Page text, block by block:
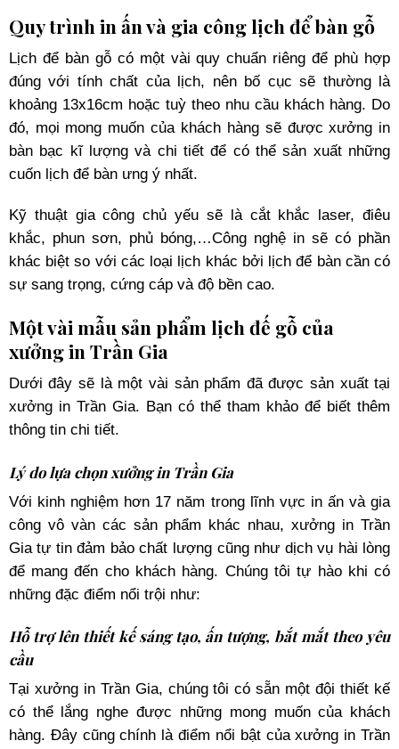
Quy trình in ấn và gia công lịch để bàn gỗ
Lịch để bàn gỗ có một vài quy chuẩn riêng để phù hợp
đúng với tính chất của lịch, nên bố cục sẽ thường là
khoảng 13x16cm hoặc tuỳ theo nhu cầu khách hàng. Do
đó, mọi mong muốn của khách hàng sẽ được xưởng in
bàn bạc kĩ lượng và chi tiết để có thể sản xuất những
cuốn lịch để bàn ưng ý nhất.
Kỹ thuật gia công chủ yếu sẽ là cắt khắc laser, điêu
khắc, phun sơn, phủ bóng,…Công nghệ in sẽ có phần
khác biệt so với các loại lịch khác bởi lịch để bàn cần có
sự sang trọng, cứng cáp và độ bền cao.
Một vài mẫu sản phẩm lịch đế gỗ của
xưởng in Trần Gia
Dưới đây sẽ là một vài sản phẩm đã được sản xuất tại
xưởng in Trần Gia. Bạn có thể tham khảo để biết thêm
thông tin chi tiết.
Lý do lựa chọn xưởng in Trần Gia
Với kinh nghiệm hơn 17 năm trong lĩnh vực in ấn và gia
công vô vàn các sản phẩm khác nhau, xưởng in Trần
Gia tự tin đảm bảo chất lượng cũng như dịch vụ hài lòng
để mang đến cho khách hàng. Chúng tôi tự hào khi có
những đặc điểm nổi trội như:
Hỗ trợ lên thiết kế sáng tạo, ấn tượng, bắt mắt theo yêu
cầu
Tại xưởng in Trần Gia, chúng tôi có sẵn một đội thiết kế
có thể lắng nghe được những mong muốn của khách
hàng. Đây cũng chính là điểm nổi bật của xưởng in Trần